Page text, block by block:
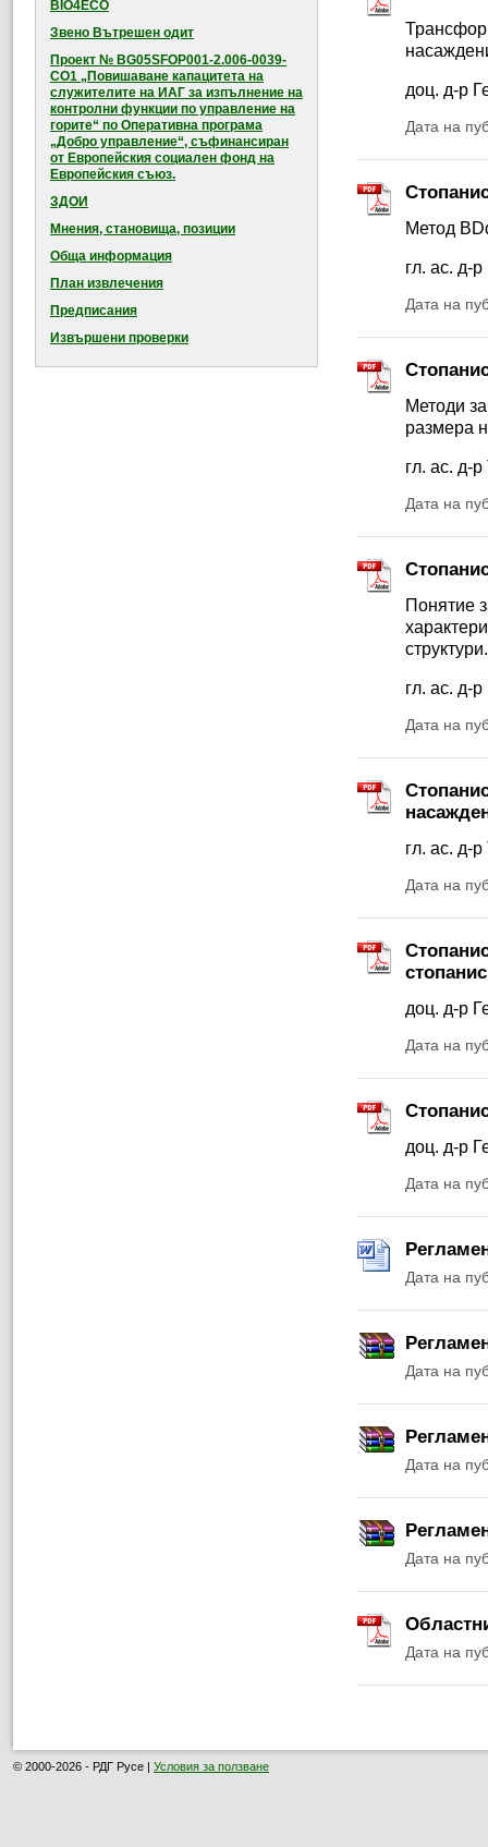
BIO4ECO
Звено Вътрешен одит
Проект № BG05SFOP001-2.006-0039-
CO1 „Повишаване капацитета на
служителите на ИАГ за изпълнение на
контролни функции по управление на
горите“ по Оперативна програма
„Добро управление“, съфинансиран
от Европейския социален фонд на
Европейския съюз.
ЗДОИ
Мнения, становища, позиции
Обща информация
План извлечения
Предписания
Извършени проверки
доц. д-р
Дата на
Метод
гл. ас. д-
Дата на
Методи
размера
гл. ас. д-
Дата на
Понятие
структури.
гл. ас. д-
Дата на
гл. ас. д-
Дата на
доц. д-р
Дата на
доц. д-р
Дата на
Дата на
Дата на
Дата на
Дата на
Дата на
© 2000-2026 - РДГ Русе | Условия за ползване